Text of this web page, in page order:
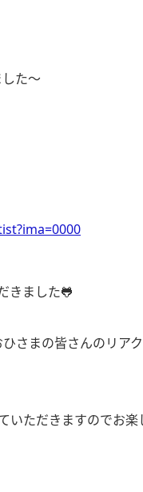
た〜
きました🐸
さまの皆さんのリ
いただきますのでお楽